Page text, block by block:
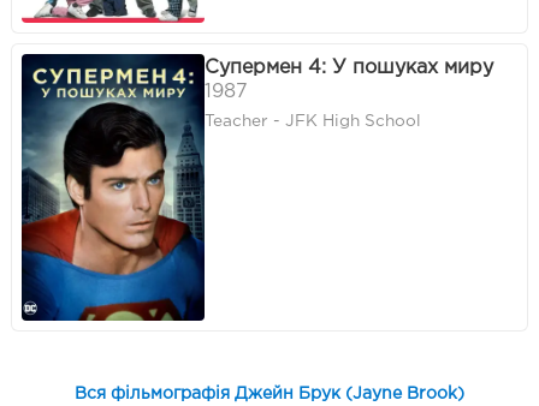
Супермен 4: У пошуках миру
1987
Teacher - JFK High School
Вся фільмографія Джейн Брук (Jayne Brook)